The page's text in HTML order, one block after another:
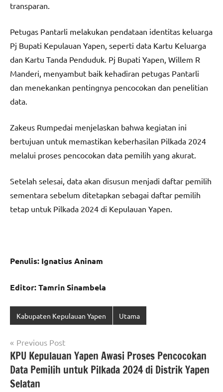
transparan.
Petugas Pantarli melakukan pendataan identitas keluarga
Pj Bupati Kepulauan Yapen, seperti data Kartu Keluarga
dan Kartu Tanda Penduduk. Pj Bupati Yapen, Willem R
Manderi, menyambut baik kehadiran petugas Pantarli
dan menekankan pentingnya pencocokan dan penelitian
data.
Zakeus Rumpedai menjelaskan bahwa kegiatan ini
bertujuan untuk memastikan keberhasilan Pilkada 2024
melalui proses pencocokan data pemilih yang akurat.
Setelah selesai, data akan disusun menjadi daftar pemilih
sementara sebelum ditetapkan sebagai daftar pemilih
tetap untuk Pilkada 2024 di Kepulauan Yapen.
Penulis: Ignatius Aninam
Editor: Tamrin Sinambela
Kabupaten Kepulauan Yapen Utama
Navigasi
pos
Previous Post
KPU Kepulauan Yapen Awasi Proses Pencocokan
Data Pemilih untuk Pilkada 2024 di Distrik Yapen
Selatan